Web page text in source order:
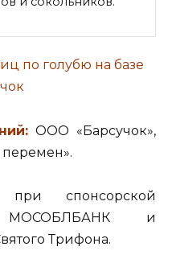
ООО «Барсучок»,
при спонсорской
МОСОБЛБАНК и
Трифона.